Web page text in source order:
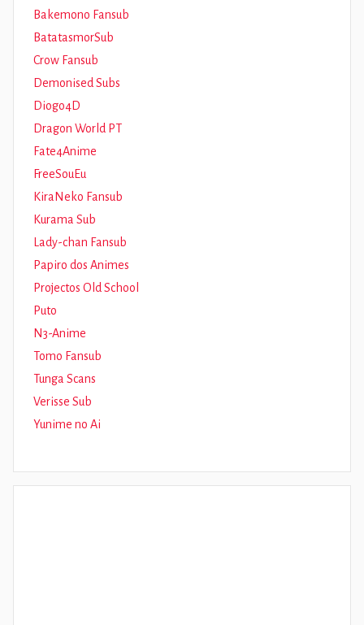
Bakemono Fansub
BatatasmorSub
Crow Fansub
Demonised Subs
Diogo4D
Dragon World PT
Fate4Anime
FreeSouEu
KiraNeko Fansub
Kurama Sub
Lady-chan Fansub
Papiro dos Animes
Projectos Old School
Puto
N3-Anime
Tomo Fansub
Tunga Scans
Verisse Sub
Yunime no Ai